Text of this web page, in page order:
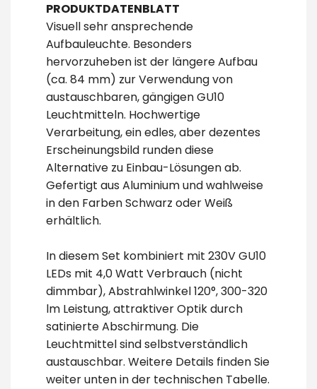
PRODUKTDATENBLATT
Visuell sehr ansprechende
Aufbauleuchte. Besonders
hervorzuheben ist der längere Aufbau
(ca. 84 mm) zur Verwendung von
austauschbaren, gängigen GU10
Leuchtmitteln. Hochwertige
Verarbeitung, ein edles, aber dezentes
Erscheinungsbild runden diese
Alternative zu Einbau-Lösungen ab.
Gefertigt aus Aluminium und wahlweise
in den Farben Schwarz oder Weiß
erhältlich.
In diesem Set kombiniert mit 230V GU10
LEDs mit 4,0 Watt Verbrauch (nicht
dimmbar), Abstrahlwinkel 120°, 300-320
lm Leistung, attraktiver Optik durch
satinierte Abschirmung. Die
Leuchtmittel sind selbstverständlich
austauschbar. Weitere Details finden Sie
weiter unten in der technischen Tabelle.